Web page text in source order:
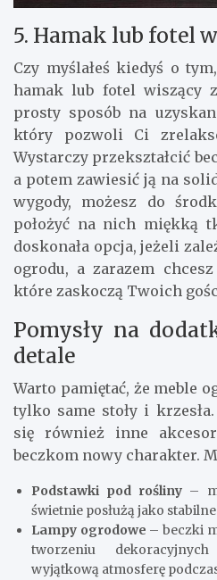
5. Hamak lub fotel
Czy myślałeś kiedyś o
hamak lub fotel wiszący
prosty sposób na
który pozwoli Ci
Wystarczy przekształcić
a potem zawiesić ją na
wygody, możesz do
położyć na nich miękką
doskonała opcja, jeżeli
ogrodu, a zarazem
które zaskoczą Twoich
Pomysły na
detale
Warto pamiętać, że meble
tylko same stoły i
się również inne
beczkom nowy charakter.
Podstawki pod rośliny –
świetnie posłużą jako
Lampy ogrodowe – beczki
tworzeniu
wyjątkową atmosferę